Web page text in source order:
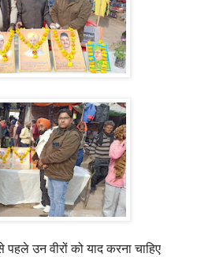
उन वीरों को याद करना चाहिए